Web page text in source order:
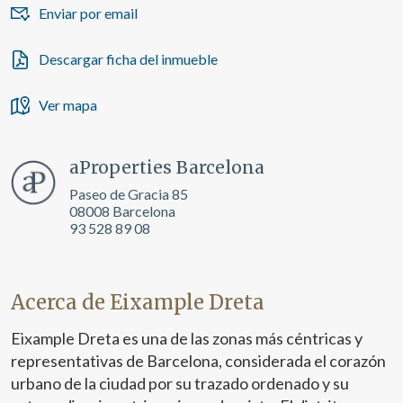
Enviar por email
Descargar ficha del inmueble
Ver mapa
aProperties Barcelona
Paseo de Gracia 85
08008 Barcelona
93 528 89 08
Acerca de Eixample Dreta
Eixample Dreta es una de las zonas más céntricas y
representativas de Barcelona, considerada el corazón
urbano de la ciudad por su trazado ordenado y su
de navegación en el sitio web y mostrar publicidad
relacionada con el perfil de navegación del usuario.